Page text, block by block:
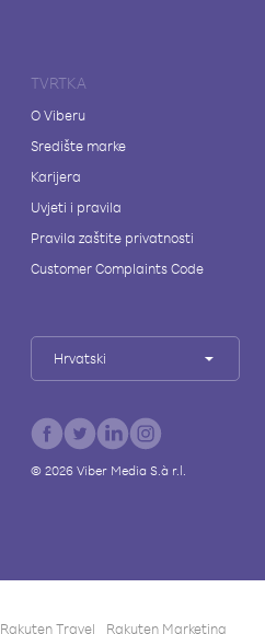
TVRTKA
O Viberu
Središte marke
Karijera
Uvjeti i pravila
Pravila zaštite privatnosti
Customer Complaints Code
Hrvatski
© 2026Viber Media S.à r.l.
Rakuten Travel Rakuten Marketing